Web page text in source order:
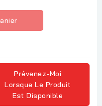
Prévenez-Moi
Lorsque Le Produit
Est Disponible